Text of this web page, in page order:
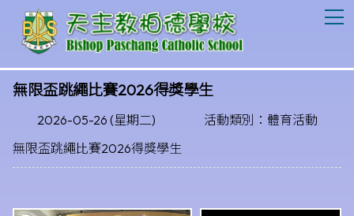
無限盃跳繩比賽2026得獎學生
2026-05-26 (星期二)
活動類別：體育活動
無限盃跳繩比賽2026得獎學生